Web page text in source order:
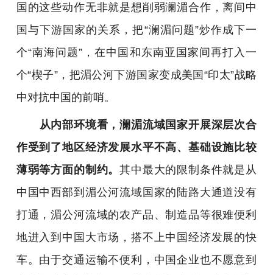
国的这些动作无非就是想削弱澜湄合作，离间中
国与下游国家的关系，把“澜湄问题”炒作成下一
个“南海问题”，在中国和东南亚国家间再打入一
个“楔子”，把湄公河下游国家变成美国“印太”战略
中对抗中国的前哨。
从内部环境看，澜湄流域国家开展深层次合
作受到了地区经济发展水平不高、基础设施比较
薄弱等方面的制约。其中最大的限制条件就是从
中国中西部到湄公河流域国家的陆路大通道没有
打通，湄公河流域的农产品、制造品等很难便利
地进入到中国大市场，搭不上中国经济发展的快
车。由于交通运输不便利，中国企业也不愿意到